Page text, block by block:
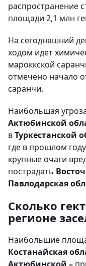
распространение
площади 2,1 млн
На сегодняшний
ходом идет
мароккской
отмечено начало
саранчи.
Наибольшая
Актюбинской
вТуркестанской
где в прошлом
крупные очаги
пострадать
Павлодарская
Сколько
регионе
Наибольшие
Костанайская